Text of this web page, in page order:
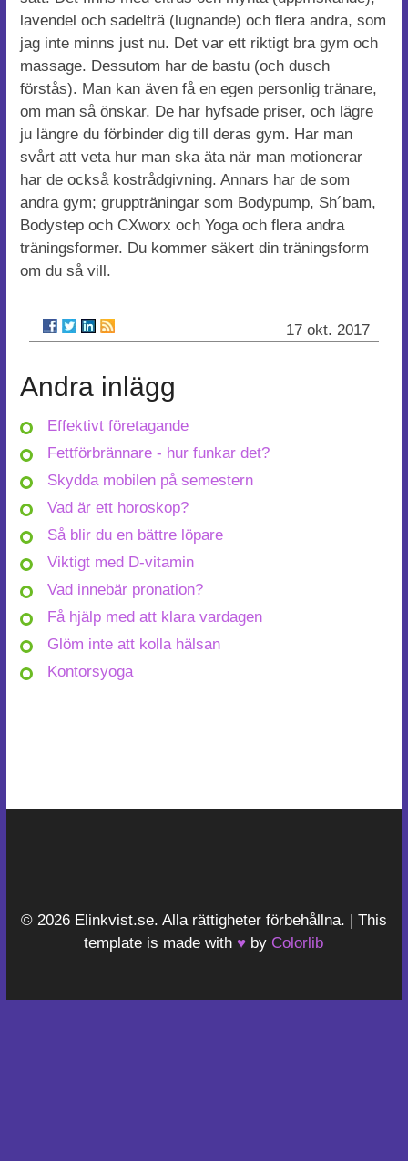
lavendel och sadelträ (lugnande) och flera andra, som
jag inte minns just nu. Det var ett riktigt bra gym och
massage. Dessutom har de bastu (och dusch
förstås). Man kan även få en egen personlig tränare,
om man så önskar. De har hyfsade priser, och lägre
ju längre du förbinder dig till deras gym. Har man
svårt att veta hur man ska äta när man motionerar
har de också kostrådgivning. Annars har de som
andra gym; gruppträningar som Bodypump, Sh´bam,
Bodystep och CXworx och Yoga och flera andra
träningsformer. Du kommer säkert din träningsform
om du så vill.
17 okt. 2017
Andra inlägg
Effektivt företagande
Fettförbrännare - hur funkar det?
Skydda mobilen på semestern
Vad är ett horoskop?
Så blir du en bättre löpare
Viktigt med D-vitamin
Vad innebär pronation?
Få hjälp med att klara vardagen
Glöm inte att kolla hälsan
Kontorsyoga
© 2026 Elinkvist.se. Alla rättigheter förbehållna. | This
template is made with ♥ by Colorlib